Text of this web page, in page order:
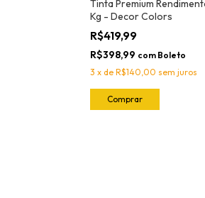
Tinta Premium
Kg - Decor Colors
R$419,99
R$398,99 com Boleto
3 x de R$140,00 sem juros
Comprar